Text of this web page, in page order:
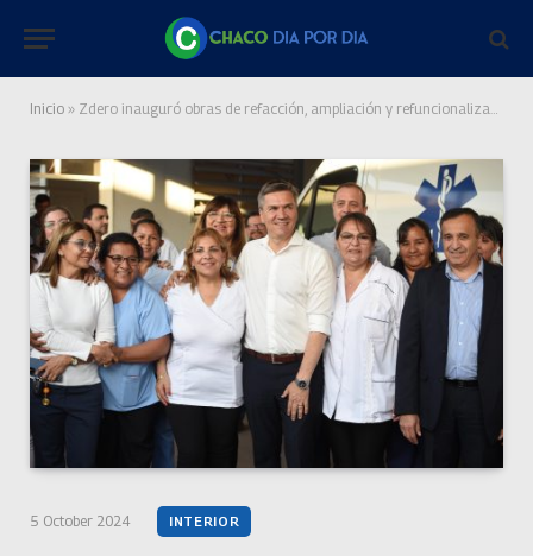
Inicio » Zdero inauguró obras de refacción, ampliación y refuncionalización del hospital de Charata
5 October 2024 INTERIOR